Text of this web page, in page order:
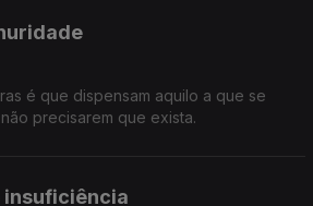
é que dispensam aquilo a que se
precisarem que exista.
insuficiência